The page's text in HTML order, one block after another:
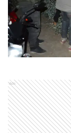
Ads